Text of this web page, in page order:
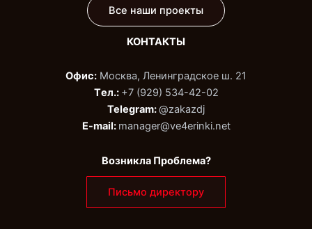
Все наши проекты
КОНТАКТЫ
Офис: Москва, Ленинградское ш. 21
Tел.: +7 (929) 534-42-02‬
Telegram:@zakazdj‬
E-mail: manager@ve4erinki.net
Возникла Проблема?
Письмо директору